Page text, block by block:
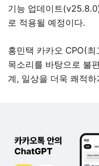
기능 업데이트
로 적용될 예정이다.
홍민택 카카오 CPO(
목소리를 바탕으로 불
계, 일상을 더욱 쾌적